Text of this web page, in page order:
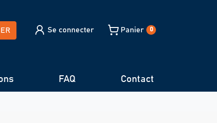
Se connecter Panier 0
FAQ Contact